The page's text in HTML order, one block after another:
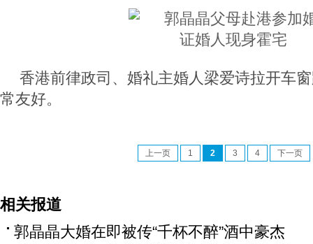
香港前律政司、婚礼主婚人梁爱诗拉开车
常友好。
上一页 1 2 3 4 下一页
相关报道
郭晶晶大婚在即被传“千杯不醉”酒中豪杰